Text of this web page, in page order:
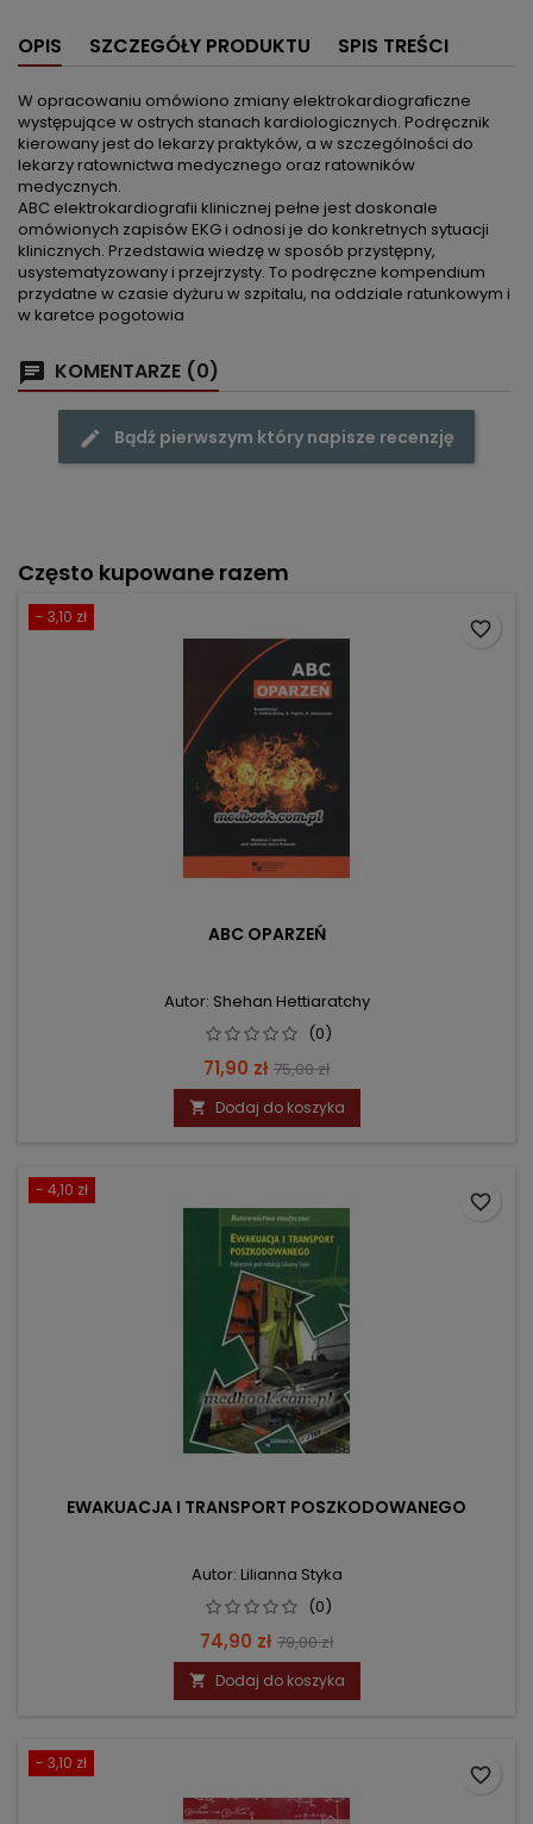
OPIS SZCZEGÓŁY PRODUKTU SPIS TREŚCI
W opracowaniu omówiono zmiany elektrokardiograficzne
występujące w ostrych stanach kardiologicznych. Podręcznik
kierowany jest do lekarzy praktyków, a w szczególności do
lekarzy ratownictwa medycznego oraz ratowników
medycznych.
ABC elektrokardiografii klinicznej pełne jest doskonale
omówionych zapisów EKG i odnosi je do konkretnych sytuacji
klinicznych. Przedstawia wiedzę w sposób przystępny,
usystematyzowany i przejrzysty. To podręczne kompendium
przydatne w czasie dyżuru w szpitalu, na oddziale ratunkowym i
w karetce pogotowia
KOMENTARZE (0)
Bądź pierwszym który napisze recenzję
Często kupowane razem
- 3,10 zł
ABC OPARZEŃ
Autor: Shehan Hettiaratchy
(0)
Cena
71,90 zł Cena
podstawowa
75,00 zł
 Dodaj do koszyka
favorite_border
- 4,10 zł
EWAKUACJA I TRANSPORT POSZKODOWANEGO
Autor: Lilianna Styka
(0)
Cena
74,90 zł Cena
podstawowa
79,00 zł
 Dodaj do koszyka
favorite_border
- 3,10 zł
favorite_border